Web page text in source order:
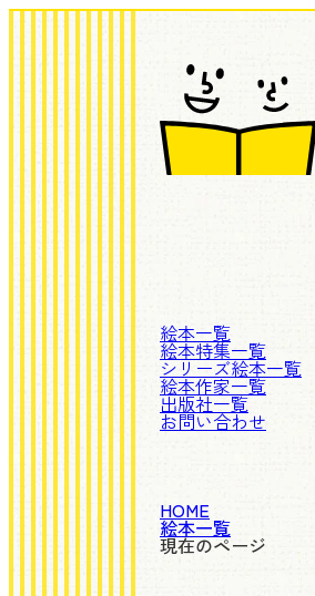
絵本一覧
絵本特集一覧
シリーズ絵本一覧
絵本作家一覧
出版社一覧
お問い合わせ
HOME
絵本一覧
現在のページ